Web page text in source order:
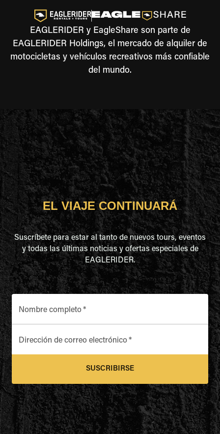
EAGLERIDER y EagleShare son parte de
EAGLERIDER Holdings, el mercado de alquiler de
motocicletas y vehículos recreativos más confiable
del mundo.
EL VIAJE CONTINUARÁ
Suscríbete para estar al tanto de nuevos tours, eventos
y todas las últimas noticias y ofertas especiales de
EAGLERIDER.
Nombre completo*
Dirección de correo electrónico*
SUSCRIBIRSE